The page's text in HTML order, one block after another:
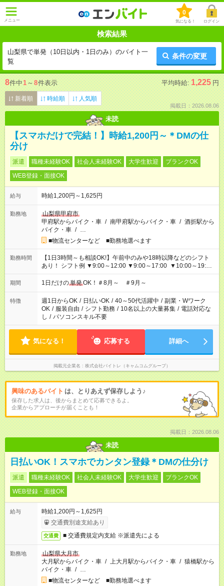
メニュー
0
気になる！ ログイン
検索結果
山梨県で単発（10日以内・1日のみ）のバイト一
覧
条件の変更
8件中1 ～ 8件表示 平均時給: 1,225 円
新着順 時給順 人気順
掲載日：2026.08.06
未読
【スマホだけで完結！】時給1,200円～＊DMの仕
分け
派遣 職種未経験OK 社会人未経験OK 大学生歓迎
ブランクOK
WEB登録・面接OK
給与 時給1,200円～1,625円
勤務地
山梨県甲府市
甲府駅からバイク・車 / 南甲府駅からバイク・車 / 酒折駅から
バイク・車 / …
■物流センターなど ■勤務地選べます
勤務時間
【1日3時間～も相談OK!】午前中のみや18時以降などのシフト
あり！ シフト例 ▼9:00～12:00 ▼9:00～17:00 ▼10:00～19:00
▼18:00～21:00
期間 1日だけの単発OK！＃8月～ ＃9月～
特徴 週1日からOK / 日払いOK / 40～50代活躍中 / 副業・Wワーク
OK / 服装自由 / シフト勤務 / 10名以上の大量募集 / 電話対応な
し / パソコンスキル不要
気になる！ 応募する 詳細へ
掲載元企業名 株式会社バイトレ（キャムコムグループ）
興味のあるバイト は、とりあえず保存しよう♪
保存した求人は、後からまとめて応募できるよ。
企業からアプローチが届くことも！
掲載日：2026.08.06
未読
日払いOK！スマホでカンタン登録＊DMの仕分け
派遣 職種未経験OK 社会人未経験OK 大学生歓迎
ブランクOK
WEB登録・面接OK
給与
時給1,200円～1,625円
交通費別途支給あり
交通費 ■ 交通費規定内支給 ※派遣先による
勤務地
山梨県大月市
大月駅からバイク・車 / 上大月駅からバイク・車 / 猿橋駅から
バイク・車 / …
■物流センターなど ■勤務地選べます